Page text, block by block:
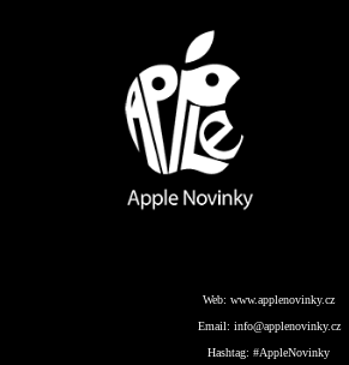
Web: www.applenovinky.cz
Email: info@applenovinky.cz
Hashtag: #AppleNovinky